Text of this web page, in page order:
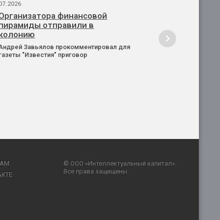
финансовой
отправили в
Завьялов прокомментировал для
"Известия" приговор
© ООО «Интеллектуальный капитал».
Все права защищены.